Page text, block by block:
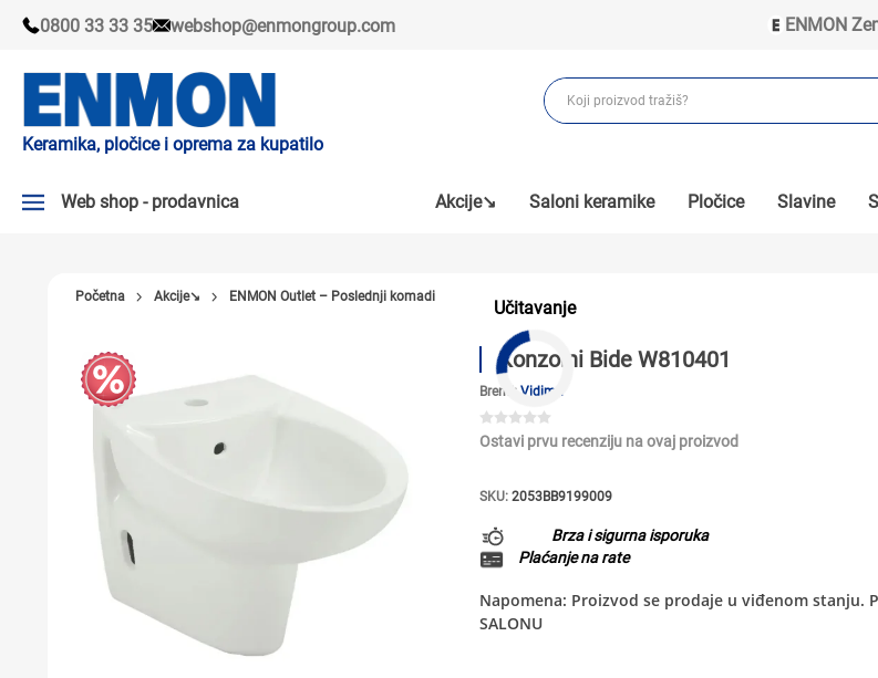
0800 33 33 35 webshop@enmongroup.com
ENMON
ENMON
ENMON
Keramika, pločice i oprema za kupatilo
Web shop - prodavnica
PLOČICE
SLAVINE
KADE I TUŠ KABINE
SANITARIJE
PODNE I ZIDNE OBLOGE
BOJLERI
Akcije↘ Saloni keramike Pločice Slavine
Učitavanje
Početna Akcije↘ ENMON Outlet – Poslednji komadi
Konzolni Bide W810401
Brend: Vidima
Ostavi prvu recenziju na ovaj proizvod
SKU: 2053BB9199009
Brza i sigurna isporuka
Plaćanje na rate
Napomena: Proizvod se prodaje u viđenom stanju.
SALONU